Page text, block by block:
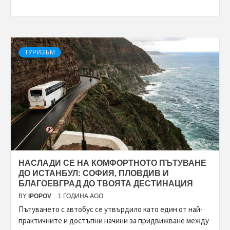
ТУРИЗЪМ
НАСЛАДИ СЕ НА КОМФОРТНОТО ПЪТУВАНЕ
ДО ИСТАНБУЛ: СОФИЯ, ПЛОВДИВ И
БЛАГОЕВГРАД ДО ТВОЯТА ДЕСТИНАЦИЯ
BY IPOPOV 1 ГОДИНА AGO
Пътуването с автобус се утвърдило като един от най-
практичните и достъпни начини за придвижване между